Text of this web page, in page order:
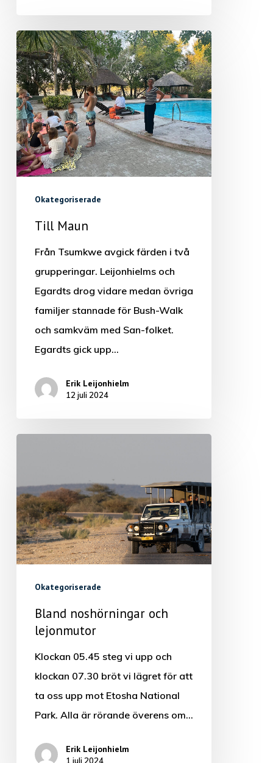
Okategoriserade
Till Maun
Från Tsumkwe avgick färden i två
grupperingar. Leijonhielms och
Egardts drog vidare medan övriga
familjer stannade för Bush-Walk
och samkväm med San-folket.
Egardts gick upp…
Erik Leijonhielm
12 juli 2024
Okategoriserade
Bland noshörningar och
lejonmutor
Klockan 05.45 steg vi upp och
klockan 07.30 bröt vi lägret för att
ta oss upp mot Etosha National
Park. Alla är rörande överens om…
Erik Leijonhielm
1 juli 2024